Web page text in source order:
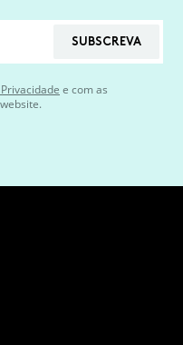
SUBSCREVA
e com as